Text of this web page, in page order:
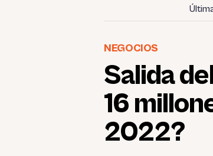
NEGOCIOS
Salida
16
2022?